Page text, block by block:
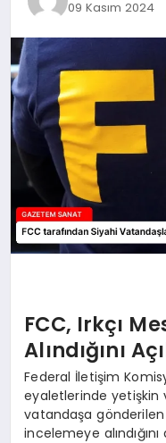
09 Kasım 2024
FCC, Irkçı
Alındığını
Federal İletişim
eyaletlerinde yetişkin
vatandaşa gönderilen
incelemeye